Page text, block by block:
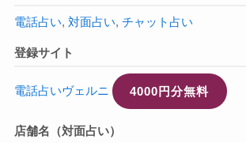
電話占い, 対面占い, チャット占い
登録サイト
電話占いヴェルニ 4000円分無料
店舗名（対面占い）